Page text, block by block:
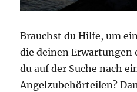
Brauchst du Hilfe, um
die deinen Erwartungen
du auf der Suche nach
Angelzubehörteilen?